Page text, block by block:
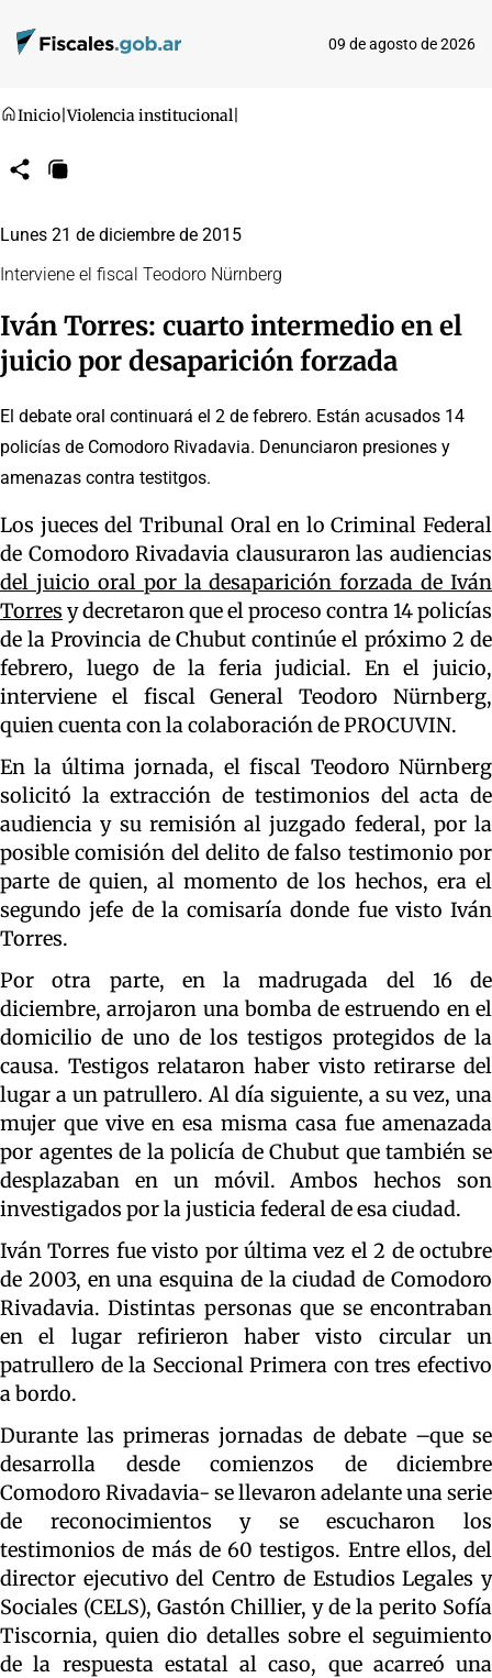
09 de agosto de 2026
Inicio |Violencia institucional
CompartirCopiar
Lunes 21 de diciembre de 2015
Interviene el fiscal Teodoro Nürnberg
Iván Torres: cuarto intermedio en el
juicio por desaparición forzada
El debate oral continuará el 2 de febrero. Están acusados 14
policías de Comodoro Rivadavia. Denunciaron presiones y
amenazas contra testitgos.
Los jueces del Tribunal Oral en lo Criminal Federal
de Comodoro Rivadavia clausuraron las audiencias
del juicio oral por la desaparición forzada de Iván
Torres y decretaron que el proceso contra 14 policías
de la Provincia de Chubut continúe el próximo 2 de
febrero, luego de la feria judicial. En el juicio,
interviene el fiscal General Teodoro Nürnberg,
quien cuenta con la colaboración de PROCUVIN.
En la última jornada, el fiscal Teodoro Nürnberg
solicitó la extracción de testimonios del acta de
audiencia y su remisión al juzgado federal, por la
posible comisión del delito de falso testimonio por
parte de quien, al momento de los hechos, era el
segundo jefe de la comisaría donde fue visto Iván
Torres.
Por otra parte, en la madrugada del 16 de
diciembre, arrojaron una bomba de estruendo en el
domicilio de uno de los testigos protegidos de la
causa. Testigos relataron haber visto retirarse del
lugar a un patrullero. Al día siguiente, a su vez, una
mujer que vive en esa misma casa fue amenazada
por agentes de la policía de Chubut que también se
desplazaban en un móvil. Ambos hechos son
investigados por la justicia federal de esa ciudad.
Iván Torres fue visto por última vez el 2 de octubre
de 2003, en una esquina de la ciudad de Comodoro
Rivadavia. Distintas personas que se encontraban
en el lugar refirieron haber visto circular un
patrullero de la Seccional Primera con tres efectivo
a bordo.
Durante las primeras jornadas de debate –que se
desarrolla desde comienzos de diciembre
Comodoro Rivadavia- se llevaron adelante una serie
de reconocimientos y se escucharon los
testimonios de más de 60 testigos. Entre ellos, del
director ejecutivo del Centro de Estudios Legales y
Sociales (CELS), Gastón Chillier, y de la perito Sofía
Tiscornia, quien dio detalles sobre el seguimiento
de la respuesta estatal al caso, que acarreó una